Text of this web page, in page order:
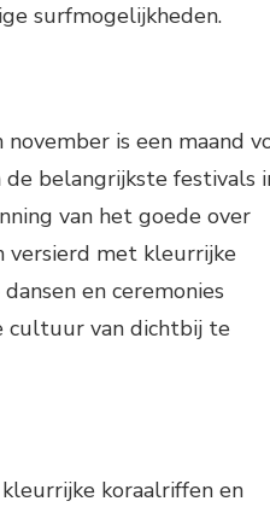
surfmogelijkheden.
is een maand
belangrijkste festivals
van het goede over
versierd met kleurrijke
en ceremonies
cultuur van dichtbij te
koraalriffen en